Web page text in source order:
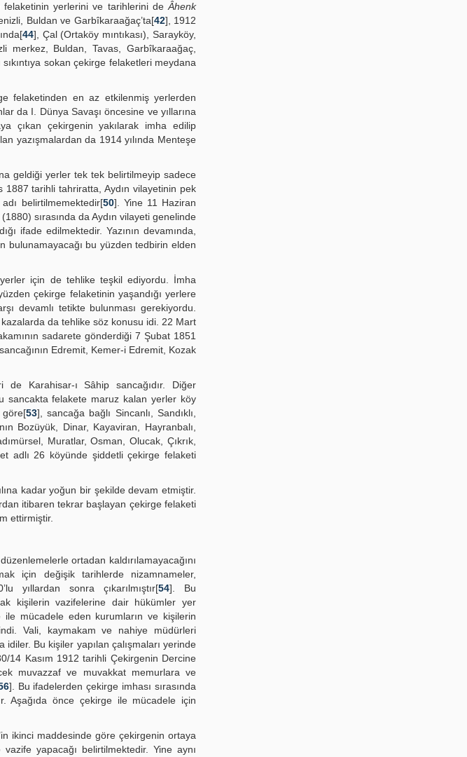
felaketinin yerlerini ve tarihlerini de Âhenk
Buldan ve Garbîkaraağaç’ta[42], 1912
44], Çal (Ortaköy mıntıkası), Sarayköy,
merkez, Buldan, Tavas, Garbîkaraağaç,
sokan çekirge felaketleri meydana
felaketinden en az etkilenmiş yerlerden
da I. Dünya Savaşı öncesine ve yıllarına
çıkan çekirgenin yakılarak imha edilip
yazışmalardan da 1914 yılında Menteşe
geldiği yerler tek tek belirtilmeyip sadece
tarihli tahriratta, Aydın vilayetinin pek
belirtilmemektedir[50]. Yine 11 Haziran
sırasında da Aydın vilayeti genelinde
ifade edilmektedir. Yazının devamında,
bulunamayacağı bu yüzden tedbirin elden
için de tehlike teşkil ediyordu. İmha
çekirge felaketinin yaşandığı yerlere
devamlı tetikte bulunması gerekiyordu.
kazalarda da tehlike söz konusu idi. 22 Mart
sadarete gönderdiği 7 Şubat 1851
Edremit, Kemer-i Edremit, Kozak
Karahisar-ı Sâhip sancağıdır. Diğer
sancakta felakete maruz kalan yerler köy
göre[53], sancağa bağlı Sincanlı, Sandıklı,
Bozüyük, Dinar, Kayaviran, Hayranbalı,
Muratlar, Osman, Olucak, Çıkrık,
adlı 26 köyünde şiddetli çekirge felaketi
kadar yoğun bir şekilde devam etmiştir.
itibaren tekrar başlayan çekirge felaketi
ettirmiştir.
ortadan kaldırılamayacağını
için değişik tarihlerde nizamnameler,
yıllardan sonra çıkarılmıştır[54]. Bu
kişilerin vazifelerine dair hükümler yer
mücadele eden kurumların ve kişilerin
Vali, kaymakam ve nahiye müdürleri
Bu kişiler yapılan çalışmaları yerinde
14 Kasım 1912 tarihli Çekirgenin Dercine
muvazzaf ve muvakkat memurlara ve
]. Bu ifadelerden çekirge imhası sırasında
Aşağıda önce çekirge ile mücadele için
ikinci maddesinde göre çekirgenin ortaya
yapacağı belirtilmektedir. Yine aynı